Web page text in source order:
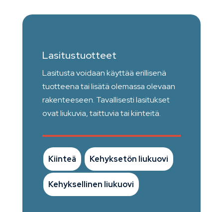
Lasitustuotteet
Lasitusta voidaan käyttää erillisenä
tuotteena tai lisätä olemassa olevaan
rakenteeseen. Tavallisesti lasitukset
ovat liukuvia, taittuvia tai kiinteitä.
Kiinteä Kehyksetön liukuovi
Kehyksellinen liukuovi